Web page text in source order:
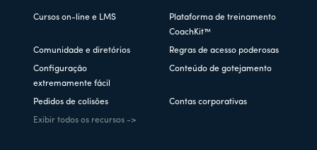
Cursos on-line e LMS
Plataforma de treinamento
CoachKit™
Comunidade e diretórios Regras de acesso poderosas
Configuração
extremamente fácil
Conteúdo de gotejamento
Pedidos de colisões Contas corporativas
Exibir todos os recursos ->